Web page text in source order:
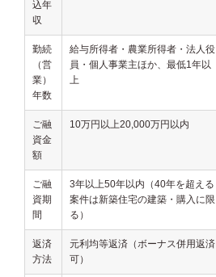
込年
収
勤続
（営
業）
年数
給与所得者・農業所得者・法人役
員・個人事業主ほか、最低1年以
上
ご融
資金
額
10万円以上20,000万円以内
ご融
資期
間
3年以上50年以内（40年を超える
案件は新築住宅の建築・購入に限
る）
返済
方法
元利均等返済（ボーナス併用返済
可）